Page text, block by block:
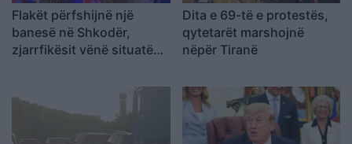
Flakët përfshijnë një
banesë në Shkodër,
zjarrfikësit vënë situatën
Dita e 69-të e protestës,
qytetarët marshojnë
nëpër Tiranë